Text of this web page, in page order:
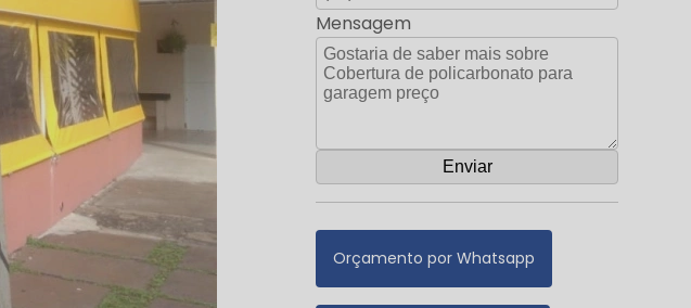
Mensagem
Orçamento por Whatsapp